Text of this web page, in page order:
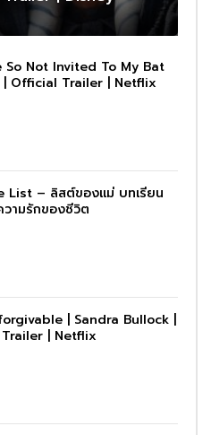
So Not Invited To My Bat
| Official Trailer | Netflix
List – ลิสต์ของแม่ บทเรียน
ามรักของชีวิต
| Sandra Bullock |
| Netflix